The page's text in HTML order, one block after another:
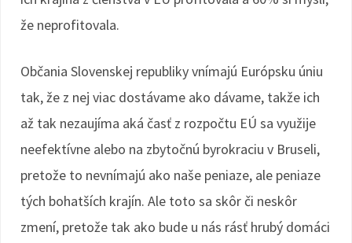
že neprofitovala.
Občania Slovenskej republiky vnímajú Európsku úniu
tak, že z nej viac dostávame ako dávame, takže ich
až tak nezaujíma aká časť z rozpočtu EÚ sa využije
neefektívne alebo na zbytočnú byrokraciu v Bruseli,
pretože to nevnímajú ako naše peniaze, ale peniaze
tých bohatších krajín. Ale toto sa skôr či neskôr
zmení, pretože tak ako bude u nás rásť hrubý domáci